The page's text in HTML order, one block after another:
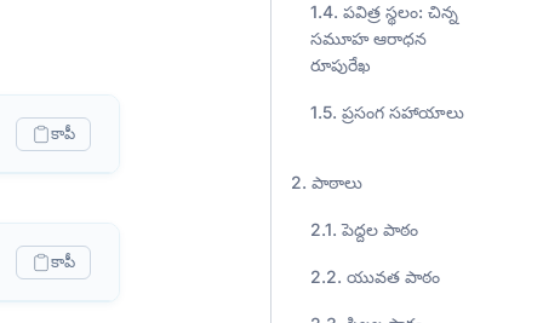
కాపీ
కాపీ
పవిత్ర స్థలం: చిన్న
సమూహ ఆరాధన
రూపురేఖ
ప్రసంగ సహాయాలు
పాఠాలు
పెద్దల పాఠం
యువత పాఠం